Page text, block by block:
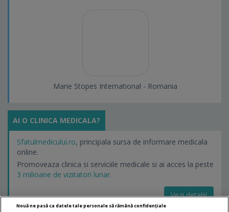
Marie Stopes International - Romania
AI O CLINICA MEDICALA?
Sfatulmedicului.ro, principala sursa de informare medicala
online.
Promoveaza clinica si serviciile medicale si ai acces la peste
3 milioane de vizitatori lunar.
Vezi detalii!
Nouă ne pasă ca datele tale personale să rămână confidențiale